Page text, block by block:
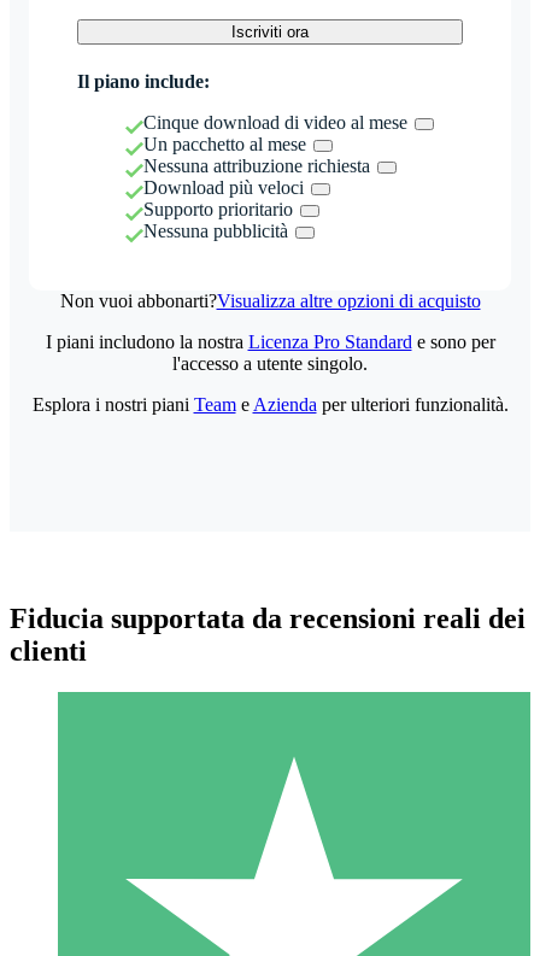
Iscriviti ora
Il piano include:
Cinque download di video al mese
Un pacchetto al mese
Nessuna attribuzione richiesta
Download più veloci
Supporto prioritario
Nessuna pubblicità
Non vuoi abbonarti?Visualizza altre opzioni di acquisto
Pacchetti di Crediti Individuali
Paga a consumo con crediti di download. Nessun impegno
I piani includono la nostra Licenza Pro Standard e sono per
l'accesso a utente singolo.
Esplora i nostri piani Teame Azienda per ulteriori funzionalità.
Fiducia supportata da recensioni reali dei
clienti